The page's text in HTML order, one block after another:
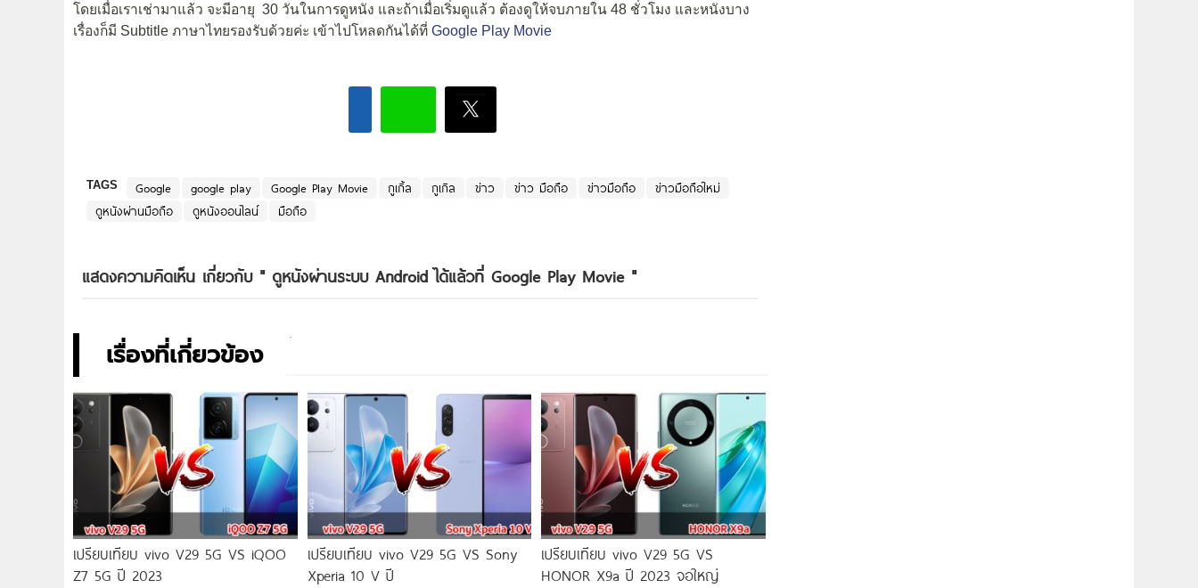
โดยเมื่อเราเช่ามาแล้ว จะมีอายุ 30 วันในการดูหนัง และถ้าเมื่อเริ่มดูแล้ว ต้องดูให้จบภายใน 48 ชั่วโมง และหนังบาง
เรื่องก็มี Subtitle ภาษาไทยรองรับด้วยค่ะ เข้าไปโหลดกันได้ที่ Google Play Movie
TAGS Google google play Google Play Movie กูเกิ้ล กูเกิล ข่าว ข่าว มือถือ ข่าวมือถือ
ข่าวมือถือใหม่
ดูหนังผ่านมือถือ
ดูหนังออนไลน์ มือถือ
แสดงความคิดเห็น เกี่ยวกับ " ดูหนังผ่านระบบ Android ได้แล้วที่ Google Play Movie"
เรื่องที่เกี่ยวข้อง
เปรียบเทียบ vivo V29 5G VS iQOO
Z7 5G ปี 2023
เปรียบเทียบ vivo V29 5G VS Sony
Xperia 10 V ปี
เปรียบเทียบ vivo V29 5G VS
HONOR X9a ปี 2023 จอใหญ่